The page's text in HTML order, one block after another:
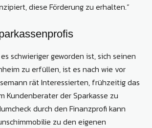
diese Förderung zu erhalten.“
schwieriger geworden ist, sich seinen
zu erfüllen, ist es nach wie vor
rät Interessierten, frühzeitig das
Kundenberater der Sparkasse zu
durch den Finanzprofi kann
zu den eigenen